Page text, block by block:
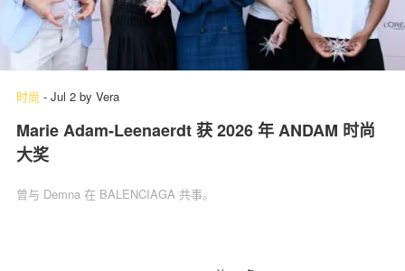
时尚 - Jul 2 by Vera
Marie Adam-Leenaerdt 获 2026 年 ANDAM 时尚
大奖
曾与 Demna 在 BALENCIAGA 共事。